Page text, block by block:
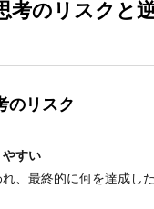
考のリスクと
のリスク
やすい
、最終的に何を達成し